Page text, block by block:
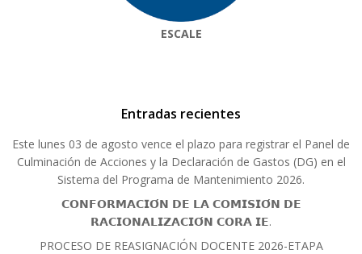
ESCALE
Entradas recientes
Este lunes 03 de agosto vence el plazo para registrar el Panel de
Culminación de Acciones y la Declaración de Gastos (DG) en el
Sistema del Programa de Mantenimiento 2026.
𝗖𝗢𝗡𝗙𝗢𝗥𝗠𝗔𝗖𝗜𝗢́𝗡 𝗗𝗘 𝗟𝗔 𝗖𝗢𝗠𝗜𝗦𝗜𝗢́𝗡 𝗗𝗘
𝗥𝗔𝗖𝗜𝗢𝗡𝗔𝗟𝗜𝗭𝗔𝗖𝗜𝗢́𝗡 𝗖𝗢𝗥𝗔 𝗜𝗘.
PROCESO DE REASIGNACIÓN DOCENTE 2026-ETAPA